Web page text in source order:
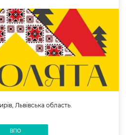
Львівська область.
ВПО